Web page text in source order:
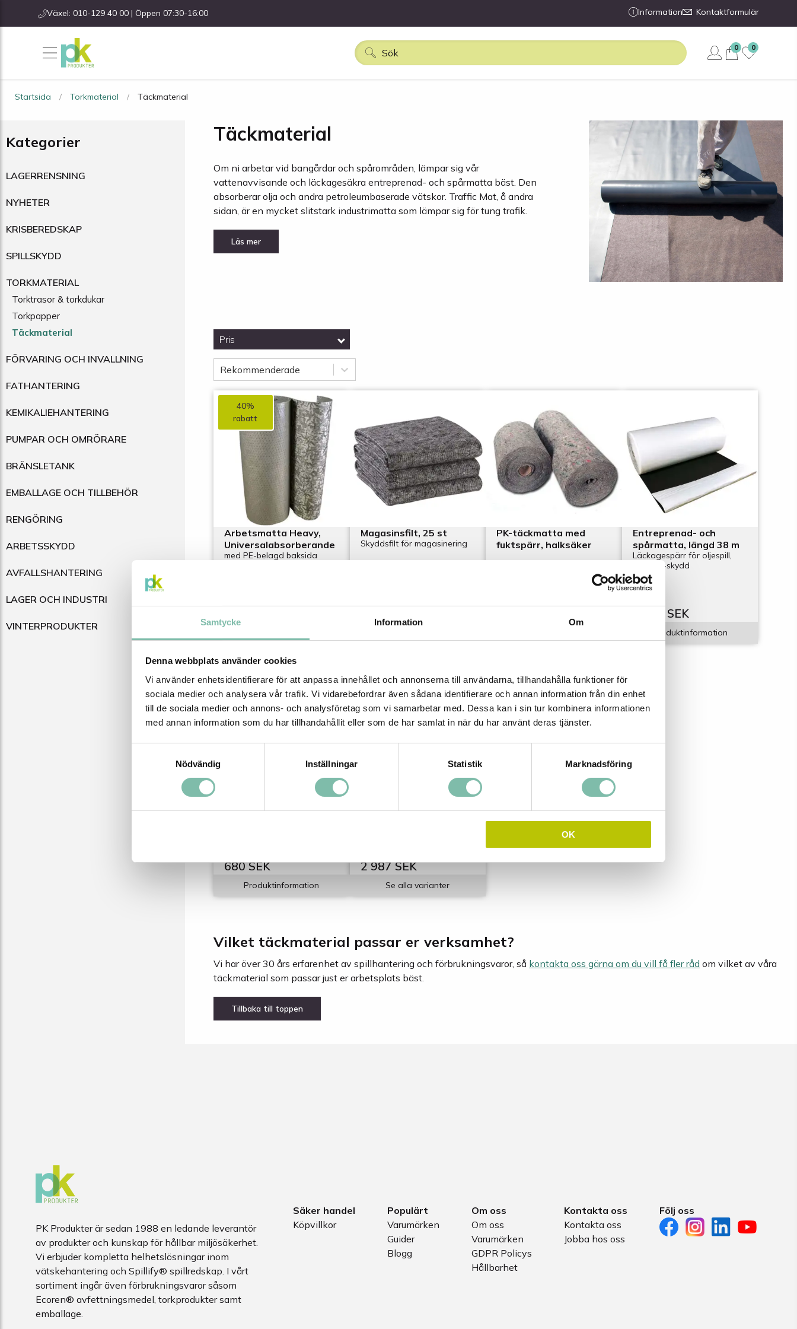
Samtycke Information Om
Denna webbplats använder cookies
Vi använder enhetsidentifierare för att anpassa innehållet och annonserna till användarna, tillhandahålla funktioner för
sociala medier och analysera vår trafik. Vi vidarebefordrar även sådana identifierare och annan information från din enhet
till de sociala medier och annons- och analysföretag som vi samarbetar med. Dessa kan i sin tur kombinera informationen
med annan information som du har tillhandahållit eller som de har samlat in när du har använt deras tjänster.
Nödvändig
Inställningar Statistik Marknadsföring
OK
Växel: 010-129 40 00 | Öppen 07:30-16:00 Information Kontaktformulär
0 0
Startsida Torkmaterial Täckmaterial
Kategorier
LAGERRENSNING
NYHETER
KRISBEREDSKAP
SPILLSKYDD
TORKMATERIAL
Torktrasor & torkdukar
Torkpapper
Täckmaterial
FÖRVARING OCH INVALLNING
FATHANTERING
KEMIKALIEHANTERING
PUMPAR OCH OMRÖRARE
BRÄNSLETANK
EMBALLAGE OCH TILLBEHÖR
RENGÖRING
ARBETSSKYDD
AVFALLSHANTERING
LAGER OCH INDUSTRI
VINTERPRODUKTER
Täckmaterial
Om ni arbetar vid bangårdar och spårområden, lämpar sig vår
vattenavvisande och läckagesäkra entreprenad- och spårmatta bäst. Den
absorberar olja och andra petroleumbaserade vätskor. Traffic Mat, å andra
sidan, är en mycket slitstark industrimatta som lämpar sig för tung trafik.
Pris
Rekommenderade
40%
rabatt
Arbetsmatta Heavy,
Universalabsorberande
med PE-belagd baksida
Magasinsfilt, 25 st
Skyddsfilt för magasinering
PK-täckmatta med
fuktspärr, halksäker
Entreprenad- och
spårmatta, längd 38 m
Läckagespärr för oljespill,
med UV-skydd
6 659 SEK
Produktinformation
Miljöfolie, transparent
100my
680 SEK
Produktinformation
Universal PIG Traffic
Mat
2 987 SEK
Se alla varianter
Vilket täckmaterial passar er verksamhet?
Vi har över 30 års erfarenhet av spillhantering och förbrukningsvaror, så kontakta oss gärna om du vill få fler råd om vilket av våra
täckmaterial som passar just er arbetsplats bäst.
PK Produkter är sedan 1988 en ledande leverantör
av produkter och kunskap för hållbar miljösäkerhet.
Vi erbjuder kompletta helhetslösningar inom
vätskehantering och Spillify® spillredskap. I vårt
sortiment ingår även förbrukningsvaror såsom
Ecoren® avfettningsmedel, torkprodukter samt
emballage.
Säker handel
Köpvillkor
Populärt
Varumärken
Guider
Blogg
Om oss
Om oss
Varumärken
GDPR Policys
Hållbarhet
Kontakta oss
Kontakta oss
Jobba hos oss
Följ oss